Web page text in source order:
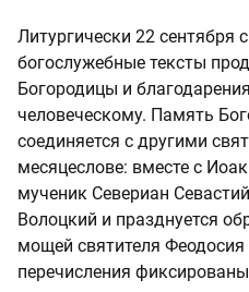
Литургически 22 сентября
богослужебные тексты
Богородицы и
человеческому. Память
соединяется с другими
месяцеcлове: вместе с
мученик Севериан
Волоцкий и празднуется
мощей святителя Феодосия
перечисления